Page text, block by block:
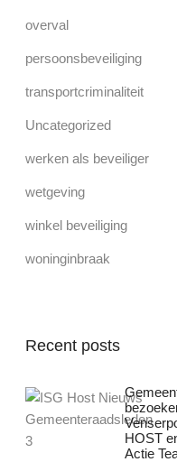
overval
persoonsbeveiliging
transportcriminaliteit
Uncategorized
werken als beveiliger
wetgeving
winkel beveiliging
woninginbraak
Recent posts
HOST
Actie